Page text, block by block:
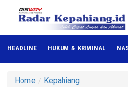
HEADLINE HUKUM & KRIMINAL
Home Kepahiang